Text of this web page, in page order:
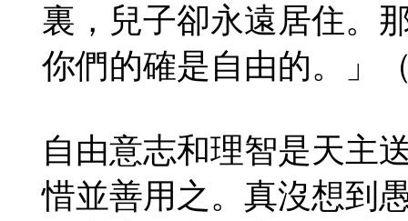
裏，兒子卻永遠居住。
你們的確是自由的。」
自由意志和理智是天主
惜並善用之。真沒想到